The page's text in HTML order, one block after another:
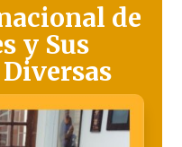
de
y Sus